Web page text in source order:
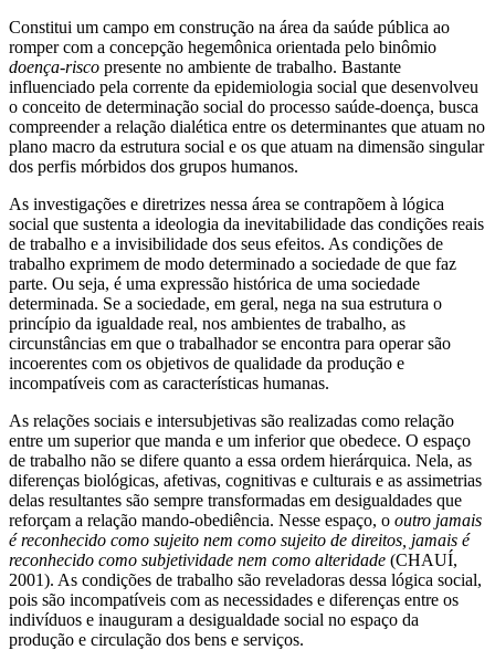
Constitui um campo em construção na área da saúde pública ao
romper com a concepção hegemônica orientada pelo binômio
doença-risco presente no ambiente de trabalho. Bastante
influenciado pela corrente da epidemiologia social que desenvolveu
o conceito de determinação social do processo saúde-doença, busca
compreender a relação dialética entre os determinantes que atuam no
plano macro da estrutura social e os que atuam na dimensão singular
dos perfis mórbidos dos grupos humanos.
As investigações e diretrizes nessa área se contrapõem à lógica
social que sustenta a ideologia da inevitabilidade das condições reais
de trabalho e a invisibilidade dos seus efeitos. As condições de
trabalho exprimem de modo determinado a sociedade de que faz
parte. Ou seja, é uma expressão histórica de uma sociedade
determinada. Se a sociedade, em geral, nega na sua estrutura o
princípio da igualdade real, nos ambientes de trabalho, as
circunstâncias em que o trabalhador se encontra para operar são
incoerentes com os objetivos de qualidade da produção e
incompatíveis com as características humanas.
As relações sociais e intersubjetivas são realizadas como relação
entre um superior que manda e um inferior que obedece. O espaço
de trabalho não se difere quanto a essa ordem hierárquica. Nela, as
diferenças biológicas, afetivas, cognitivas e culturais e as assimetrias
delas resultantes são sempre transformadas em desigualdades que
reforçam a relação mando-obediência. Nesse espaço, o outro jamais
é reconhecido como sujeito nem como sujeito de direitos, jamais é
reconhecido como subjetividade nem como alteridade (CHAUÍ,
2001). As condições de trabalho são reveladoras dessa lógica social,
pois são incompatíveis com as necessidades e diferenças entre os
indivíduos e inauguram a desigualdade social no espaço da
produção e circulação dos bens e serviços.